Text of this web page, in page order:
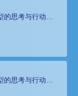
的思考与行动
的思考与行动